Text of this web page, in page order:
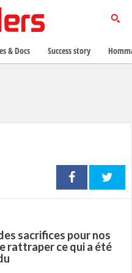
sacrifices pour nos
rattraper ce qui a été
& Docs Success story